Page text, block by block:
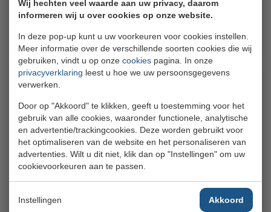
Wij hechten veel waarde aan uw privacy, daarom
informeren wij u over cookies op onze website.
In deze pop-up kunt u uw voorkeuren voor cookies instellen.
Meer informatie over de verschillende soorten cookies die wij
gebruiken, vindt u op onze cookies pagina. In onze
privacyverklaring leest u hoe we uw persoonsgegevens
verwerken.
Door op "Akkoord" te klikken, geeft u toestemming voor het
gebruik van alle cookies, waaronder functionele, analytische
en advertentie/trackingcookies. Deze worden gebruikt voor
het optimaliseren van de website en het personaliseren van
advertenties. Wilt u dit niet, klik dan op "Instellingen" om uw
cookievoorkeuren aan te passen.
Instellingen Akkoord
440797
€ 9,95
€ 8,96
Bestel
€ 3,68
Bestel
Rekeninghouder
22,5x10cm met clip
antique goud Serve
791470
Klok Voor Ref.507